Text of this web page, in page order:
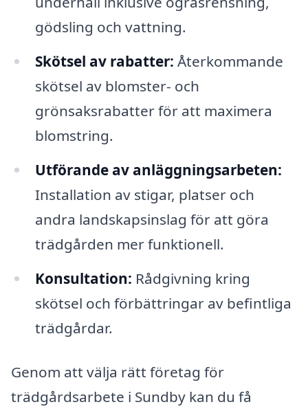
gödsling och vattning.
Skötsel av rabatter: Återkommande
skötsel av blomster- och
grönsaksrabatter för att maximera
blomstring.
Utförande av anläggningsarbeten:
Installation av stigar, platser och
andra landskapsinslag för att göra
trädgården mer funktionell.
Konsultation: Rådgivning kring
skötsel och förbättringar av befintliga
trädgårdar.
Genom att välja rätt företag för
trädgårdsarbete i Sundby kan du få